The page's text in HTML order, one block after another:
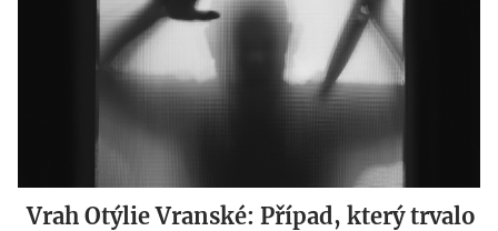
Vrah Otýlie Vranské: Případ, který trvalo